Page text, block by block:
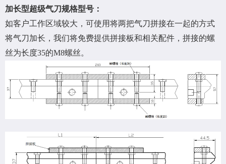
加长型超级气刀规格型号：
如客户工作区域较大，可使用将两把气刀拼接在一起的方式
将气刀加长，我们将免费提供拼接板和相关配件，拼接的螺
丝为长度35的M8螺丝。